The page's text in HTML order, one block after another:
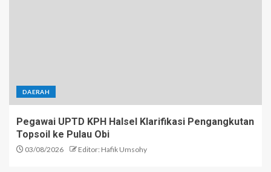
DAERAH
Pegawai UPTD KPH Halsel Klarifikasi Pengangkutan
Topsoil ke Pulau Obi
03/08/2026 Editor: Hafik Umsohy